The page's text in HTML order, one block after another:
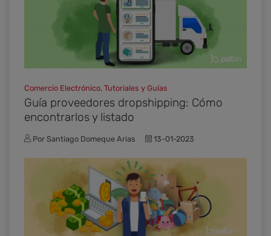
Comercio Electrónico, Tutoriales y Guías
Guía proveedores dropshipping: Cómo
encontrarlos y listado
Por Santiago Domeque Arias 13-01-2023